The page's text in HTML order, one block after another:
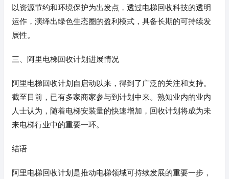
以资源节约和环境保护为出发点，透过电梯回收科技的透明
运作，演绎出绿色生态圈的盈利模式，具备长期的可持续发
展性。
三、阿里电梯回收计划进展情况
阿里电梯回收计划自启动以来，得到了广泛的关注和支持。
截至目前，已有多家商家参与到计划中来。熟知业内的业内
人士认为，随着电梯安装量的快速增加，回收计划将成为未
来电梯行业中的重要一环。
结语
阿里电梯回收计划是推动电梯领域可持续发展的重要一步，